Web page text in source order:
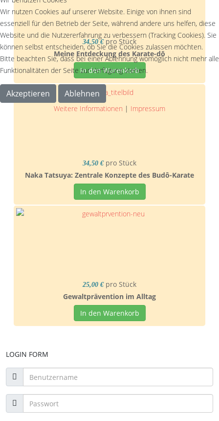
34,50 € pro Stück
Meine Entdeckung des Karate-dō
In den Warenkorb
34,50 € pro Stück
Naka Tatsuya: Zentrale Konzepte des Budô-Karate
In den Warenkorb
25,00 € pro Stück
Gewaltprävention im Alltag
In den Warenkorb
LOGIN FORM
Wir nutzen Cookies auf unserer Website. Einige von ihnen sind
essenziell für den Betrieb der Seite, während andere uns helfen, diese
Website und die Nutzererfahrung zu verbessern (Tracking Cookies). Sie
können selbst entscheiden, ob Sie die Cookies zulassen möchten.
Bitte beachten Sie, dass bei einer Ablehnung womöglich nicht mehr alle
Funktionalitäten der Seite zur Verfügung stehen.
Akzeptieren Ablehnen
Weitere Informationen | Impressum